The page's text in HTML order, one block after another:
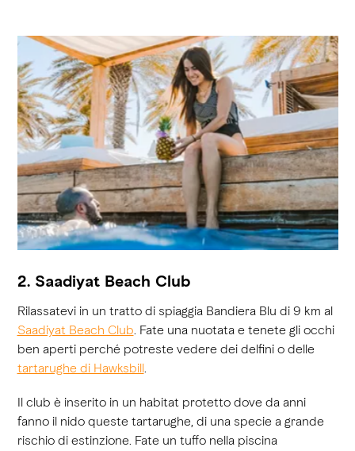
2. Saadiyat Beach Club
Rilassatevi in un tratto di spiaggia Bandiera Blu di 9 km al
Saadiyat Beach Club. Fate una nuotata e tenete gli occhi
ben aperti perché potreste vedere dei delfini o delle
tartarughe di Hawksbill.
Il club è inserito in un habitat protetto dove da anni
fanno il nido queste tartarughe, di una specie a grande
rischio di estinzione. Fate un tuffo nella piscina